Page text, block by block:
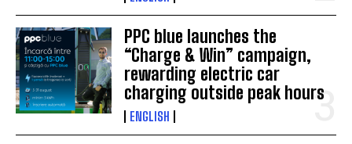
PPC blue launches the
“Charge & Win” campaign,
rewarding electric car
charging outside peak hours
ENGLISH